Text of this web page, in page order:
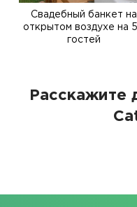
Свадебный банкет на
открытом воздухе на
гостей
Расскажите